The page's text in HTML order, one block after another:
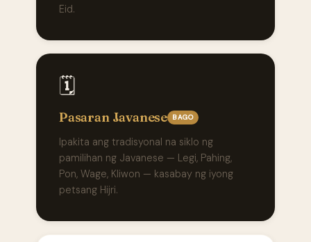
Eid.
🗓️
Pasaran Javanese BAGO
Ipakita ang tradisyonal na siklo ng
pamilihan ng Javanese — Legi, Pahing,
Pon, Wage, Kliwon — kasabay ng iyong
petsang Hijri.